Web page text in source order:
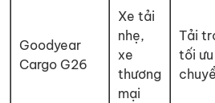
Goodyear
Cargo G26
Xe tải
nhẹ,
xe
thương
mại
Tải
tối